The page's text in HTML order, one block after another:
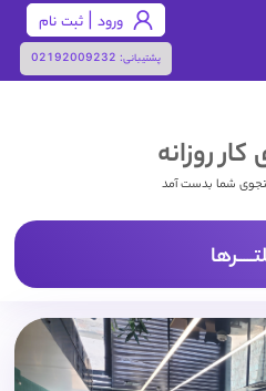
پشتیبانی: 02192009232
ورود | ثبت نام
روزانه